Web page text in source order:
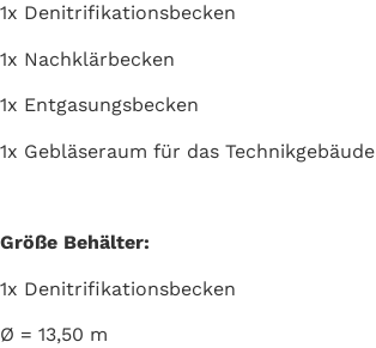
1x Denitrifikationsbecken
1x Nachklärbecken
1x Entgasungsbecken
1x Gebläseraum für das Technikgebäude
Größe Behälter:
1x Denitrifikationsbecken
Ø = 13,50 m